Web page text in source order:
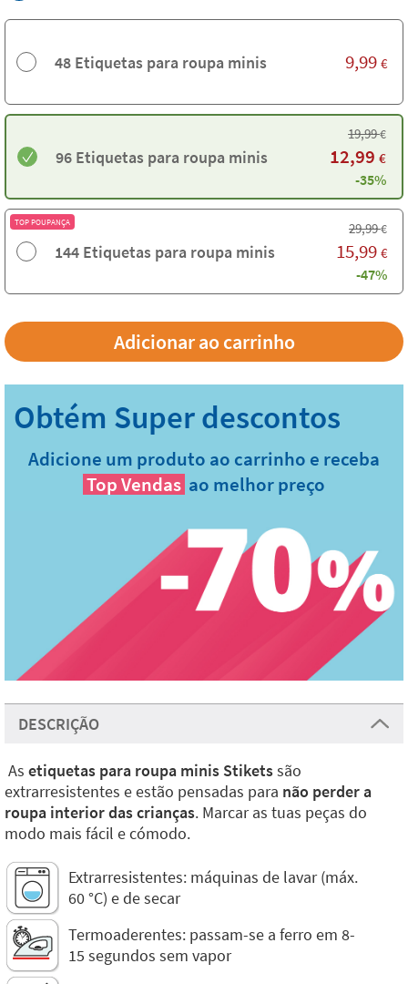
48 Etiquetas para roupa minis 9,99 €
96 Etiquetas para roupa minis
19,99€
12,99 €
-35%
TOP POUPANÇA
144 Etiquetas para roupa minis
29,99€
15,99 €
-47%
Adicione um produto ao carrinho e receba
Top Vendas ao melhor preço
DESCRIÇÃO
As etiquetas para roupa minis Stiketssão
extrarresistentes e estão pensadas para não perder a
roupa interior das crianças. Marcar as tuas peças do
modo mais fácil e cómodo.
Extrarresistentes: máquinas de lavar (máx.
60 °C) e de secar
Termoaderentes: passam-se a ferro em 8-
15 segundos sem vapor